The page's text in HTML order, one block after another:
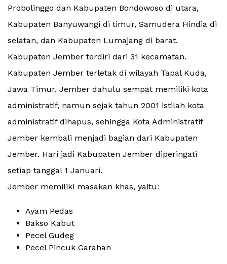
Probolinggo dan Kabupaten Bondowoso di utara,
Kabupaten Banyuwangi di timur, Samudera Hindia di
selatan, dan Kabupaten Lumajang di barat.
Kabupaten Jember terdiri dari 31 kecamatan.
Kabupaten Jember terletak di wilayah Tapal Kuda,
Jawa Timur. Jember dahulu sempat memiliki kota
administratif, namun sejak tahun 2001 istilah kota
administratif dihapus, sehingga Kota Administratif
Jember kembali menjadi bagian dari Kabupaten
Jember. Hari jadi Kabupaten Jember diperingati
setiap tanggal 1 Januari.
Jember memiliki masakan khas, yaitu:
Ayam Pedas
Bakso Kabut
Pecel Gudeg
Pecel Pincuk Garahan